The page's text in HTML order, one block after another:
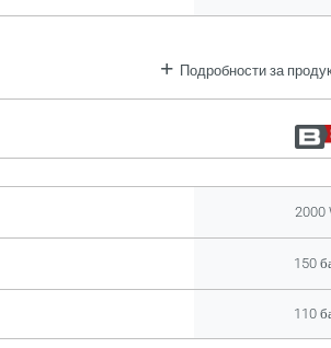
Подробности за
2000
150
110